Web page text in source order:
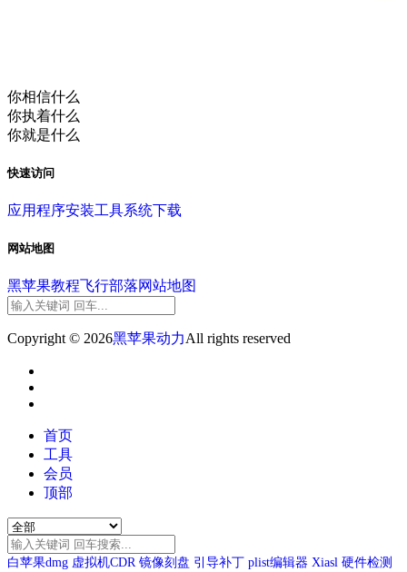
你相信什么
你执着什么
你就是什么
快速访问
应用程序安装工具系统下载
网站地图
黑苹果教程飞行部落网站地图
Copyright © 2026黑苹果动力All rights reserved
首页
工具
会员
顶部
白苹果dmg 虚拟机CDR 镜像刻盘 引导补丁 plist编辑器 Xiasl 硬件检测